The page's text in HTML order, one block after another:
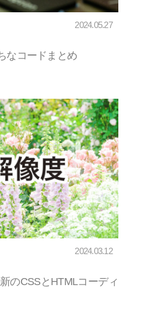
2024.05.27
なコードまとめ
2024.03.12
のCSSとHTMLコーディ